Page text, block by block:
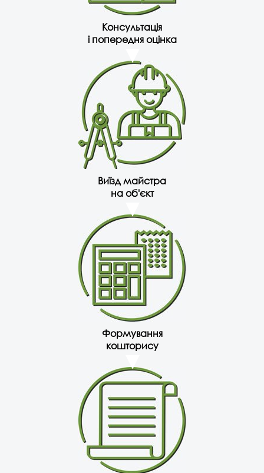
Консультація
і попередня оцінка
Виїзд майстра
на об'єкт
Формування
кошторису